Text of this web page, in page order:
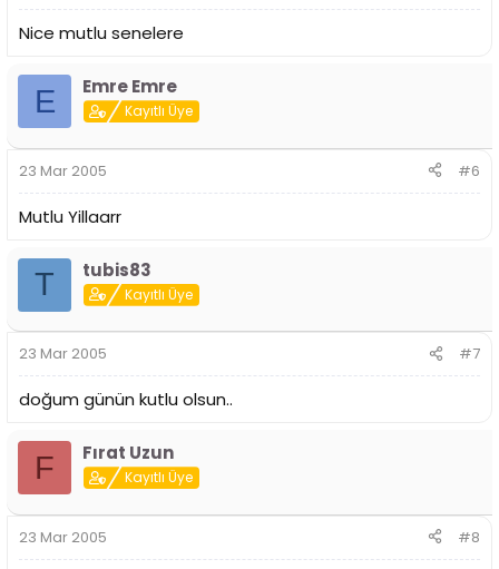
Nice mutlu senelere
E Emre Emre
Kayıtlı Üye
23 Mar 2005 #6
Mutlu Yillaarr
T tubis83
Kayıtlı Üye
23 Mar 2005 #7
doğum günün kutlu olsun..
F Fırat Uzun
Kayıtlı Üye
23 Mar 2005 #8